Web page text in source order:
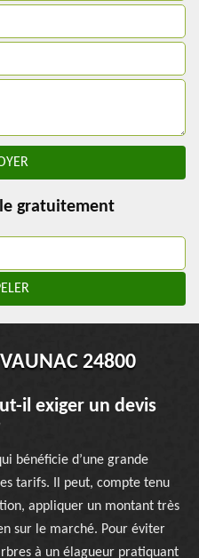
gratuitement
24800
il exiger un devis
bénéficie d’une grande
tarifs. Il peut, compte tenu
appliquer un montant très
sur le marché. Pour éviter
à un élagueur pratiquant